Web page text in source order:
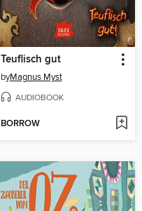
Teuflisch gut
byMagnus Myst
AUDIOBOOK
BORROW